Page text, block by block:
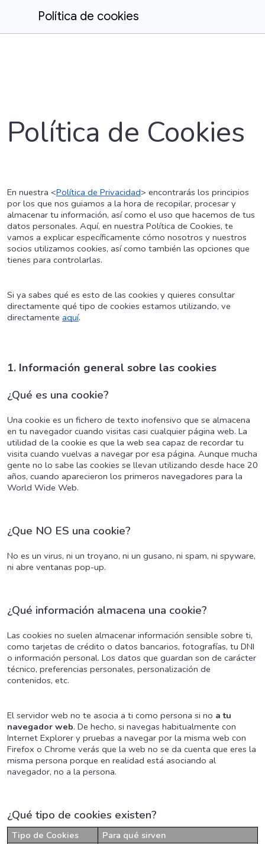
Política de cookies
Política de Cookies
En nuestra <Política de Privacidad> encontrarás los principios
por los que nos guiamos a la hora de recopilar, procesar y
almacenar tu información, así como el uso que hacemos de tus
datos personales. Aquí, en nuestra Política de Cookies, te
vamos a explicar específicamente cómo nosotros y nuestros
socios utilizamos cookies, así como también las opciones que
tienes para controlarlas.
Si ya sabes qué es esto de las cookies y quieres consultar
directamente qué tipo de cookies estamos utilizando, ve
directamente aquí.
1. Información general sobre las cookies
¿Qué es una cookie?
Una cookie es un fichero de texto inofensivo que se almacena
en tu navegador cuando visitas casi cualquier página web. La
utilidad de la cookie es que la web sea capaz de recordar tu
visita cuando vuelvas a navegar por esa página. Aunque mucha
gente no lo sabe las cookies se llevan utilizando desde hace 20
años, cuando aparecieron los primeros navegadores para la
World Wide Web.
¿Que NO ES una cookie?
No es un virus, ni un troyano, ni un gusano, ni spam, ni spyware,
ni abre ventanas pop-up.
¿Qué información almacena una cookie?
Las cookies no suelen almacenar información sensible sobre ti,
como tarjetas de crédito o datos bancarios, fotografías, tu DNI
o información personal. Los datos que guardan son de carácter
técnico, preferencias personales, personalización de
contenidos, etc.
El servidor web no te asocia a ti como persona si no a tu
navegador web. De hecho, si navegas habitualmente con
Internet Explorer y pruebas a navegar por la misma web con
Firefox o Chrome verás que la web no se da cuenta que eres la
misma persona porque en realidad está asociando al
navegador, no a la persona.
¿Qué tipo de cookies existen?
Tipo de Cookies
Para qué sirven